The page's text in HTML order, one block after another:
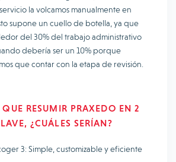
la volcamos manualmente en
supone un cuello de botella, ya que
del 30% del trabajo administrativo
debería ser un 10% porque
que contar con la etapa de revisión.
RESUMIR PRAXEDO EN 2
¿CUÁLES SERÍAN?
3: Simple, customizable y eficiente